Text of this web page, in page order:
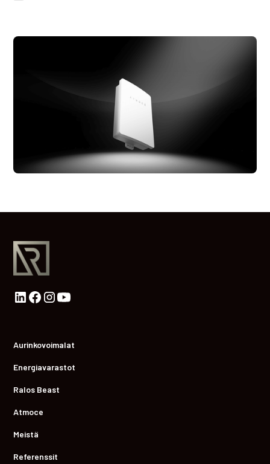
Aurinkovoimalat
Energiavarastot
Ralos Beast
Atmoce
Meistä
Referenssit